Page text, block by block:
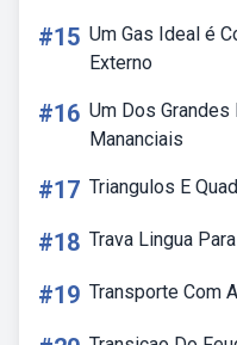
#15 Um Gas Ideal é
Externo
#16 Um Dos
Mananciais
#17 Triangulos E
#18 Trava Lingua
#19 Transporte Com